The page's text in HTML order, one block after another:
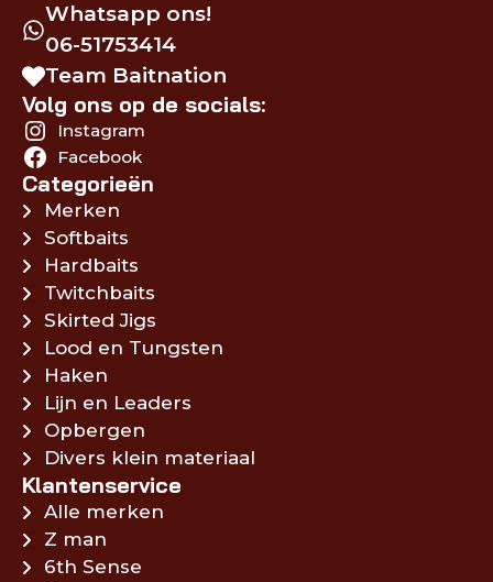
Whatsapp ons!
06-51753414
Team Baitnation
Volg ons op de socials:
Instagram
Facebook
Categorieën
Merken
Softbaits
Hardbaits
Twitchbaits
Skirted Jigs
Lood en Tungsten
Haken
Lijn en Leaders
Opbergen
Divers klein materiaal
Klantenservice
Alle merken
Z man
6th Sense